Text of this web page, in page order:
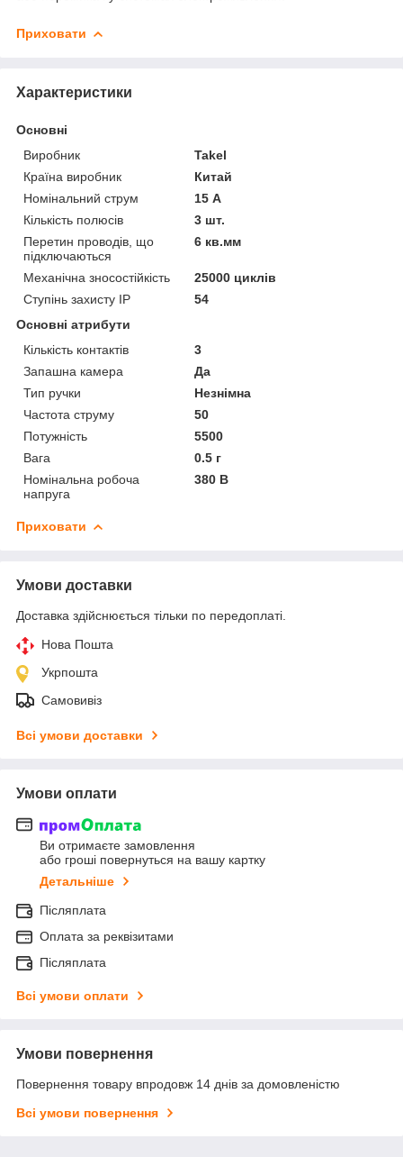
Приховати
Характеристики
Основні
Виробник
Takel
Країна виробник
Китай
Номінальний струм
15 А
Кількість полюсів
3 шт.
Перетин проводів, що
підключаються
6 кв.мм
Механічна зносостійкість
25000 циклів
Ступінь захисту IP
54
Основні атрибути
Кількість контактів
3
Запашна камера
Да
Тип ручки
Незнімна
Частота струму
50
Потужність
5500
Вага
0.5 г
Номінальна робоча
напруга
380 В
Приховати
Умови доставки
Доставка здійснюється тільки по передоплаті.
Нова Пошта
Укрпошта
Самовивіз
Всі умови доставки
Умови оплати
Ви отримаєте замовлення
або гроші повернуться на вашу картку
Детальніше
Післяплата
Оплата за реквізитами
Післяплата
Всі умови оплати
Умови повернення
Повернення товару впродовж 14 днів за домовленістю
Всі умови повернення